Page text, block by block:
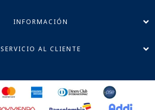
INFORMACIÓN
SERVICIO AL CLIENTE